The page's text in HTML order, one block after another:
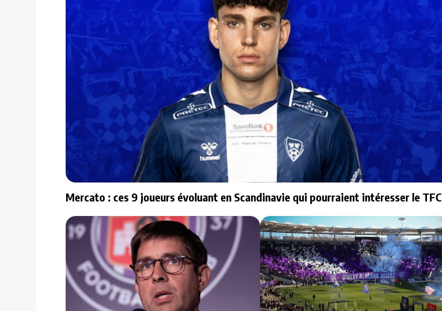
Mercato : ces 9 joueurs évoluant en Scandinavie qui pourraient intéresser le TFC